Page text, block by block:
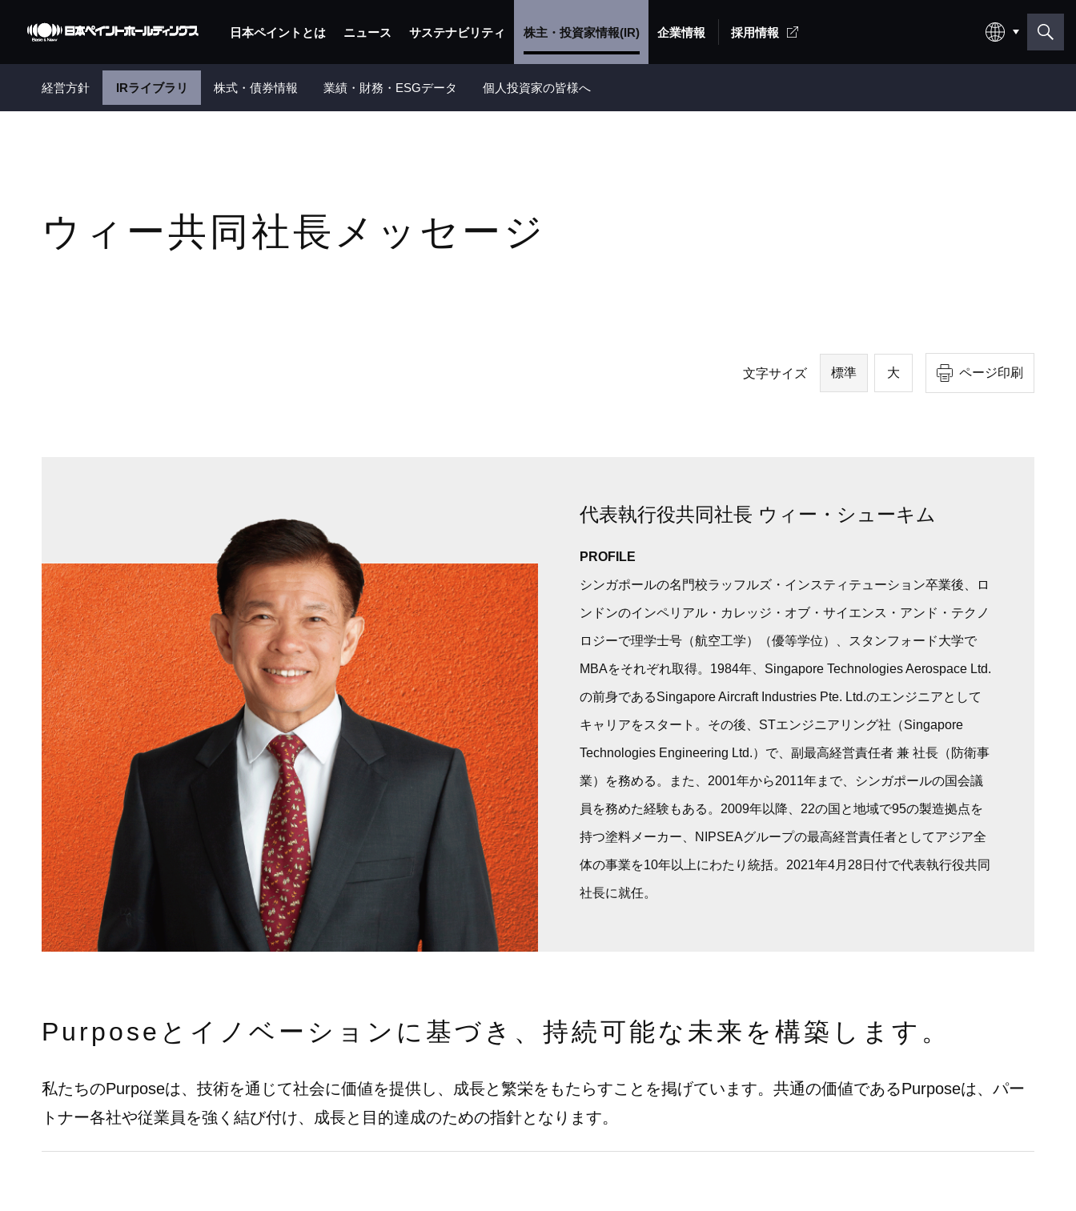
日本ペイントとは ニュース サステナビリティ 株主・投資家情報(IR)
経営方針 IRライブラリ 株式・債券情報 業績・財務・ESGデータ 個人投資家の皆様へ
企業情報 採用情報
ウィー共同社長メッセージ
文字サイズ 標準 大 ページ印刷
代表執行役共同社長 ウィー・シューキム
PROFILE
シンガポールの名門校ラッフルズ・インスティテューション卒業後、ロ
ンドンのインペリアル・カレッジ・オブ・サイエンス・アンド・テクノ
ロジーで理学士号（航空工学）（優等学位）、スタンフォード大学で
MBAをそれぞれ取得。1984年、Singapore Technologies Aerospace Ltd.
の前身であるSingapore Aircraft Industries Pte. Ltd.のエンジニアとして
キャリアをスタート。その後、STエンジニアリング社（Singapore
Technologies Engineering Ltd.）で、副最高経営責任者 兼 社長（防衛事
業）を務める。また、2001年から2011年まで、シンガポールの国会議
員を務めた経験もある。2009年以降、22の国と地域で95の製造拠点を
持つ塗料メーカー、NIPSEAグループの最高経営責任者としてアジア全
体の事業を10年以上にわたり統括。2021年4月28日付で代表執行役共同
社長に就任。
Purposeとイノベーションに基づき、持続可能な未来を構築します。
私たちのPurposeは、技術を通じて社会に価値を提供し、成長と繁栄をもたらすことを掲げています。共通の価値であるPurposeは、パー
トナー各社や従業員を強く結び付け、成長と目的達成のための指針となります。